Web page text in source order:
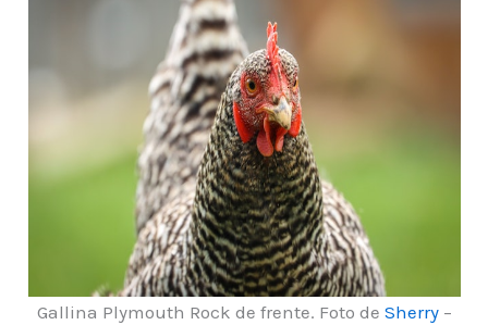
Gallina Plymouth Rock de frente. Foto de Sherry–